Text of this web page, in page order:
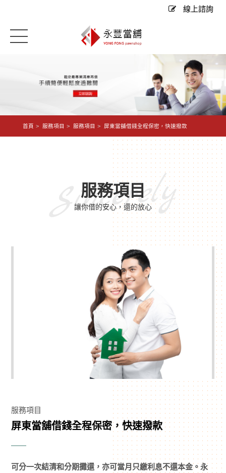
線上諮詢
首頁 服務項目 服務項目 屏東當舖借錢全程保密，快速撥款
服務項目
讓你借的安心，還的放心
Sincerely
服務項目
屏東當舖借錢全程保密，快速撥款
可分一次結清和分期攤還，亦可當月只繳利息不還本金。永